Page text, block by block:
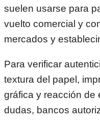
suelen usarse para
vuelto comercial y
mercados y
Para verificar
textura del papel,
gráfica y reacción de
dudas, bancos